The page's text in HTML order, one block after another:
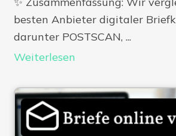
besten Anbieter digitaler
darunter POSTSCAN, ...
Weiterlesen